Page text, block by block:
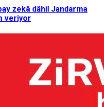
zekâ dâhil Jandarma
veriyor